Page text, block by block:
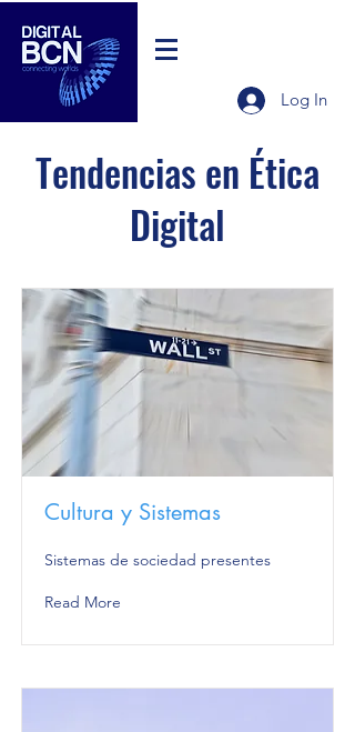
Log In
Tendencias en Ética
Digital
Cultura y Sistemas
Sistemas de sociedad presentes
Read More